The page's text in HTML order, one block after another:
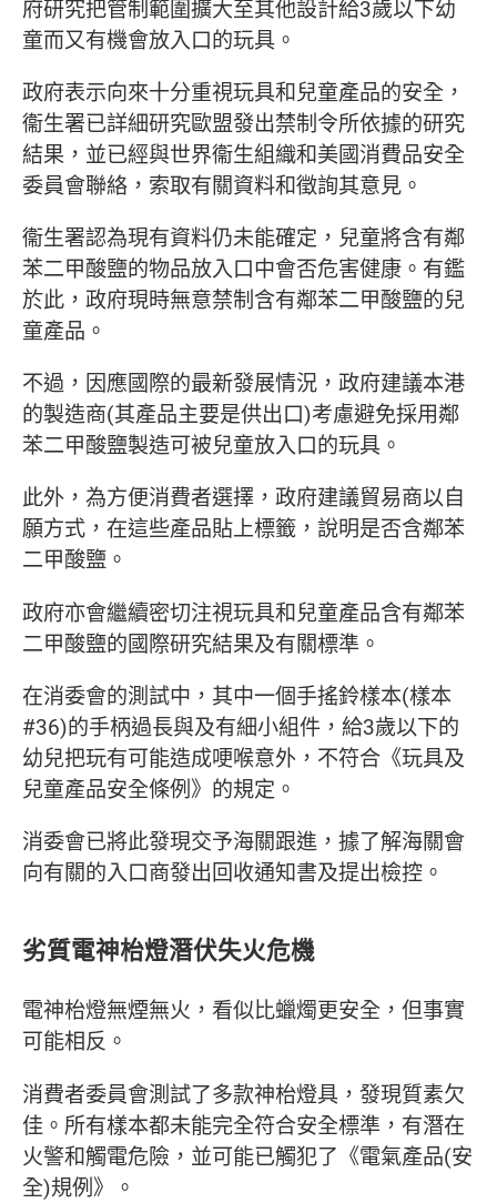
府研究把管制範圍擴大至其他設計給3歲以下幼
童而又有機會放入口的玩具。
政府表示向來十分重視玩具和兒童產品的安全，
衞生署已詳細研究歐盟發出禁制令所依據的研究
結果，並已經與世界衞生組織和美國消費品安全
委員會聯絡，索取有關資料和徵詢其意見。
衞生署認為現有資料仍未能確定，兒童將含有鄰
苯二甲酸鹽的物品放入口中會否危害健康。有鑑
於此，政府現時無意禁制含有鄰苯二甲酸鹽的兒
童產品。
不過，因應國際的最新發展情況，政府建議本港
的製造商(其產品主要是供出口)考慮避免採用鄰
苯二甲酸鹽製造可被兒童放入口的玩具。
此外，為方便消費者選擇，政府建議貿易商以自
願方式，在這些產品貼上標籤，說明是否含鄰苯
二甲酸鹽。
政府亦會繼續密切注視玩具和兒童產品含有鄰苯
二甲酸鹽的國際研究結果及有關標準。
在消委會的測試中，其中一個手搖鈴樣本(樣本
#36)的手柄過長與及有細小組件，給3歲以下的
幼兒把玩有可能造成哽喉意外，不符合《玩具及
兒童產品安全條例》的規定。
消委會已將此發現交予海關跟進，據了解海關會
向有關的入口商發出回收通知書及提出檢控。
劣質電神枱燈潛伏失火危機
電神枱燈無煙無火，看似比蠟燭更安全，但事實
可能相反。
消費者委員會測試了多款神枱燈具，發現質素欠
佳。所有樣本都未能完全符合安全標準，有潛在
火警和觸電危險，並可能已觸犯了《電氣產品(安
全)規例》。